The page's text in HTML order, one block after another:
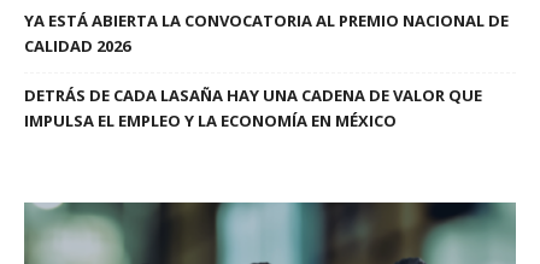
YA ESTÁ ABIERTA LA CONVOCATORIA AL PREMIO NACIONAL DE
CALIDAD 2026
DETRÁS DE CADA LASAÑA HAY UNA CADENA DE VALOR QUE
IMPULSA EL EMPLEO Y LA ECONOMÍA EN MÉXICO